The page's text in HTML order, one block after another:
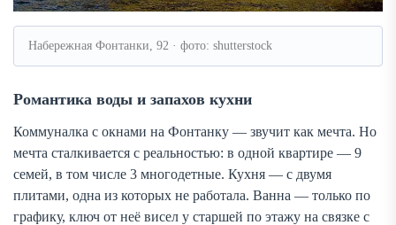
Набережная Фонтанки, 92 · фото: shutterstock
Романтика воды и запахов кухни
Коммуналка с окнами на Фонтанку — звучит как мечта. Но
мечта сталкивается с реальностью: в одной квартире — 9
семей, в том числе 3 многодетные. Кухня — с двумя
плитами, одна из которых не работала. Ванна — только по
графику, ключ от неё висел у старшей по этажу на связке с